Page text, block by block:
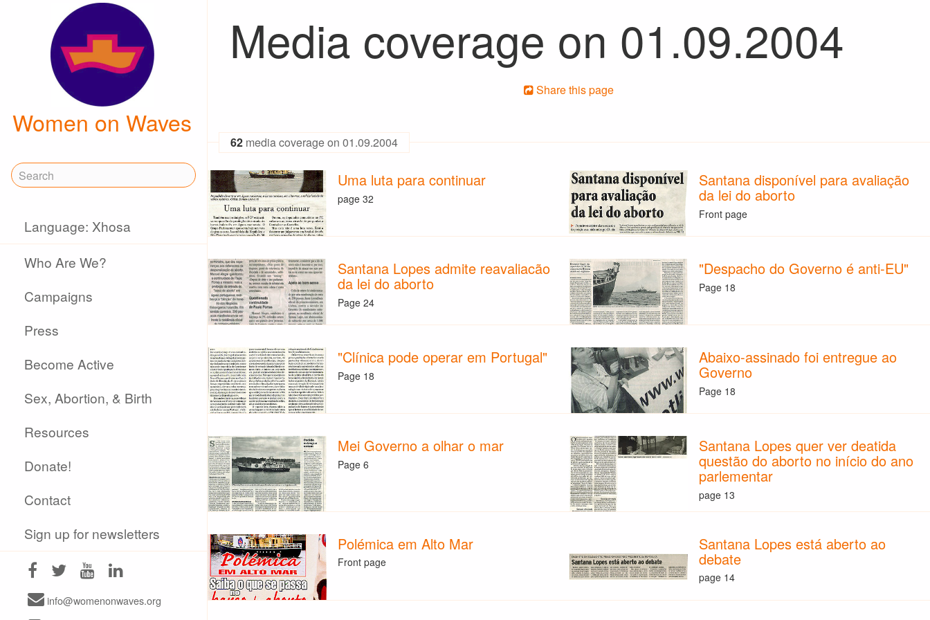
Women on Waves
Language: Xhosa
Who Are We?
Campaigns
Press
Become Active
Sex, Abortion, & Birth
Resources
Donate!
Contact
Sign up for newsletters
info@womenonwaves.org
Media coverage on 01.09.2004
Share this page
62 media coverage on 01.09.2004
Uma luta para continuar
page 32
Santana disponível para avaliação
da lei do aborto
Front page
Santana Lopes admite reavaliacão
da lei do aborto
Page 24
"Despacho do Governo é anti-EU"
Page 18
"Clínica pode operar em Portugal"
Page 18
Abaixo-assinado foi entregue ao
Governo
Page 18
Mei Governo a olhar o mar
Page 6
Santana Lopes quer ver deatida
questão do aborto no início do ano
parlementar
page 13
Polémica em Alto Mar
Front page
Santana Lopes está aberto ao
debate
page 14